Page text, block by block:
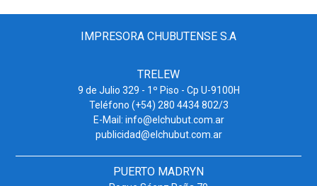
IMPRESORA CHUBUTENSE S.A
TRELEW
9 de Julio 329 - 1º Piso - Cp U-9100H
Teléfono (+54) 280 4434 802/3
E-Mail: info@elchubut.com.ar
publicidad@elchubut.com.ar
PUERTO MADRYN